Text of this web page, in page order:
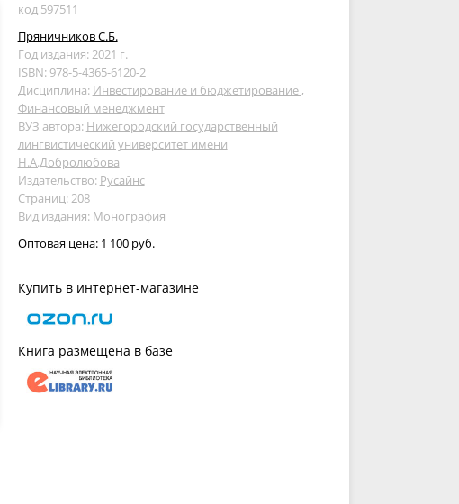
код 597511
Пряничников С.Б.
Год издания: 2021 г.
ISBN: 978-5-4365-6120-2
Дисциплина: Инвестирование и бюджетирование ,
Финансовый менеджмент
ВУЗ автора: Нижегородский государственный
лингвистический университет имени
Н.А.Добролюбова
Издательство: Русайнс
Страниц: 208
Вид издания: Монография
Оптовая цена: 1 100 руб.
Купить в интернет-магазине
Книга размещена в базе